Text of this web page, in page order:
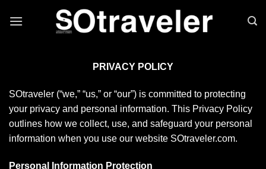
PRIVACY POLICY
SOtraveler (“we,” “us,” or “our”) is committed to protecting
your privacy and personal information. This Privacy Policy
outlines how we collect, use, and safeguard your personal
information when you use our website SOtraveler.com.
Personal Information Protection